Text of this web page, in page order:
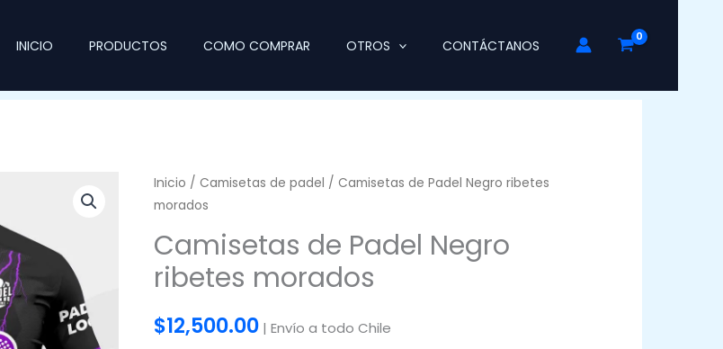
INICIO PRODUCTOS COMO COMPRAR OTROS CONTÁCTANOS
Inicio / Camisetas de padel / Camisetas de Padel Negro ribetes
morados
Camisetas de Padel Negro
ribetes morados
$12,500.00 | Envío a todo Chile